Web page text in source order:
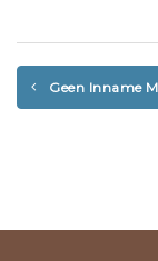
Geen Inname